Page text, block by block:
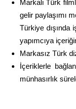
Markalı Türk
gelir paylaşımı
Türkiye dışında
yapımcıya
Markasız Türk
İçeriklerle
münhasırlık